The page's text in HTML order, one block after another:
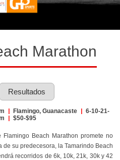
Marathon
Resultados
| Flamingo, Guanacaste | 6-10-21-
| $50-$95
Beach Marathon promete no
su predecesora, la Tamarindo Beach
recorridos de 6k, 10k, 21k, 30k y 42